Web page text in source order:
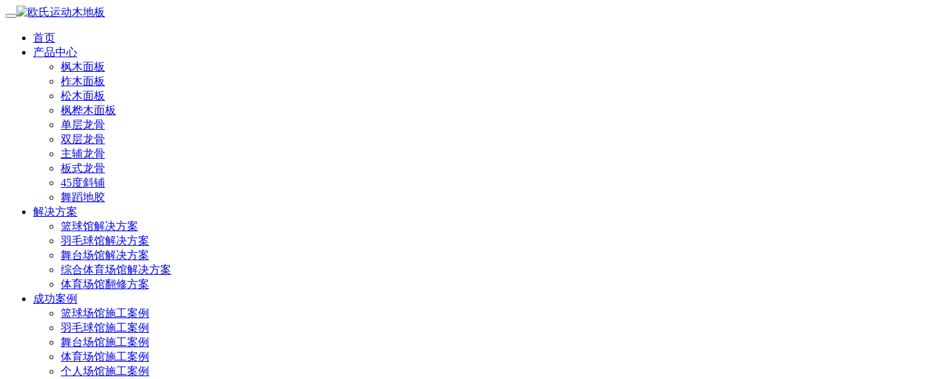
首页
产品中心
枫木面板
柞木面板
松木面板
枫桦木面板
单层龙骨
双层龙骨
主辅龙骨
板式龙骨
45度斜铺
舞蹈地胶
解决方案
篮球馆解决方案
羽毛球馆解决方案
舞台场馆解决方案
综合体育场馆解决方案
体育场馆翻修方案
成功案例
篮球场馆施工案例
羽毛球馆施工案例
舞台场馆施工案例
体育场馆施工案例
个人场馆施工案例